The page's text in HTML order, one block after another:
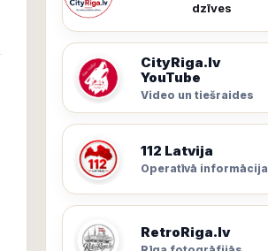
dzīves
CityRiga.lv
YouTube
Video un tiešraides
112 Latvija
Operatīvā informācija
RetroRiga.lv